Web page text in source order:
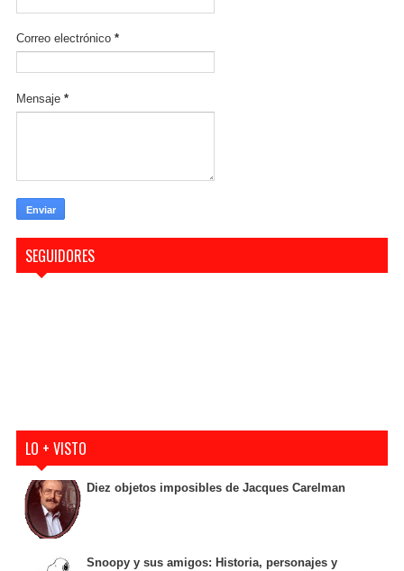
Correo electrónico *
Mensaje *
SEGUIDORES
LO + VISTO
Diez objetos imposibles de Jacques Carelman
Snoopy y sus amigos: Historia, personajes y